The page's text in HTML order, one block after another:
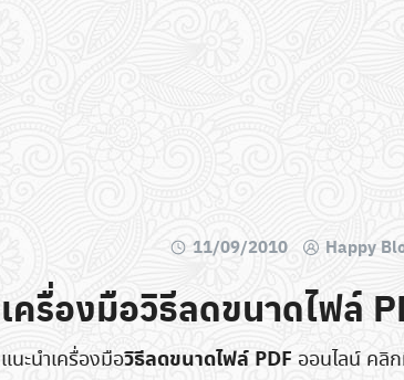
11/09/2010 Happy
เครื่องมือวิธีลดขนาดไฟล์
แนะนำเครื่องมือวิธีลดขนาดไฟล์ PDF ออนไลน์ คลิ